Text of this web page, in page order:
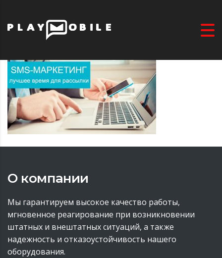
О компании
Мы гарантируем высокое качество работы,
мгновенное реагирование при возникновении
штатных и внештатных ситуаций, а также
надежность и отказоустойчивость нашего
оборудования.